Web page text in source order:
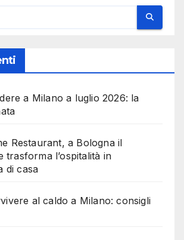
a Milano a luglio 2026: la
Restaurant, a Bologna il
trasforma l’ospitalità in
di casa
al caldo a Milano: consigli